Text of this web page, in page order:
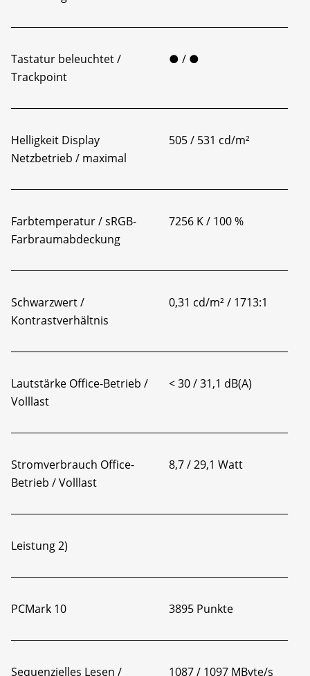
Tastatur beleuchtet /
Trackpoint
● / ●
Helligkeit Display
Netzbetrieb / maximal
505 / 531 cd/m²
Farbtemperatur / sRGB-
Farbraumabdeckung
7256 K / 100 %
Schwarzwert /
Kontrastverhältnis
0,31 cd/m² / 1713:1
Lautstärke Office-Betrieb /
Volllast
< 30 / 31,1 dB(A)
Stromverbrauch Office-
Betrieb / Volllast
8,7 / 29,1 Watt
Leistung2)
PCMark 10 3895 Punkte
Sequenzielles Lesen /
1087 / 1097 MByte/s